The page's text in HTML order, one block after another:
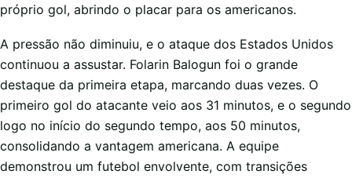
próprio gol, abrindo o placar para os americanos.
A pressão não diminuiu, e o ataque dos Estados Unidos
continuou a assustar. Folarin Balogun foi o grande
destaque da primeira etapa, marcando duas vezes. O
primeiro gol do atacante veio aos 31 minutos, e o segundo
logo no início do segundo tempo, aos 50 minutos,
consolidando a vantagem americana. A equipe
demonstrou um futebol envolvente, com transições